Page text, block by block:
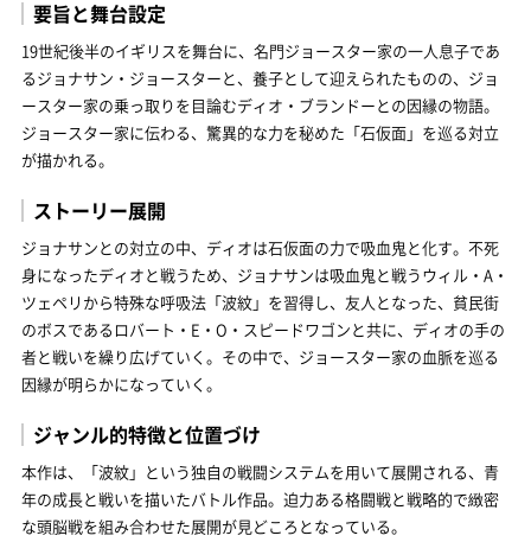
要旨と舞台設定
19世紀後半のイギリスを舞台に、名門ジョースター家の一人息子であ
るジョナサン・ジョースターと、養子として迎えられたものの、ジョ
ースター家の乗っ取りを目論むディオ・ブランドーとの因縁の物語。
ジョースター家に伝わる、驚異的な力を秘めた「石仮面」を巡る対立
が描かれる。
ストーリー展開
ジョナサンとの対立の中、ディオは石仮面の力で吸血鬼と化す。不死
身になったディオと戦うため、ジョナサンは吸血鬼と戦うウィル・A・
ツェペリから特殊な呼吸法「波紋」を習得し、友人となった、貧民街
のボスであるロバート・E・O・スピードワゴンと共に、ディオの手の
者と戦いを繰り広げていく。その中で、ジョースター家の血脈を巡る
因縁が明らかになっていく。
ジャンル的特徴と位置づけ
本作は、「波紋」という独自の戦闘システムを用いて展開される、青
年の成長と戦いを描いたバトル作品。迫力ある格闘戦と戦略的で緻密
な頭脳戦を組み合わせた展開が見どころとなっている。